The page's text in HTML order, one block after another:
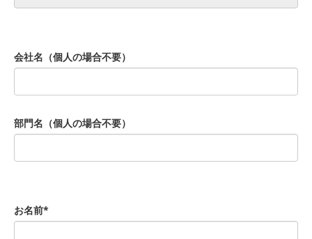
会社名（個人の場合不要）
部門名（個人の場合不要）
お名前*